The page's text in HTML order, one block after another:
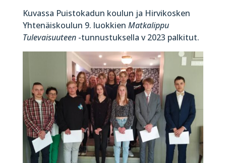
Kuvassa Puistokadun koulun ja Hirvikosken
Yhtenäiskoulun 9. luokkien Matkalippu
Tulevaisuuteen-tunnustuksella v 2023 palkitut.